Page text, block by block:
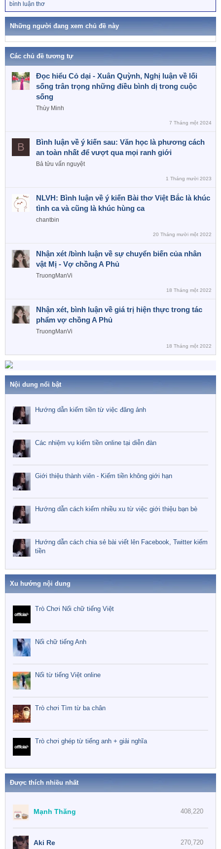
ừ
k
bình luận thơ
Những người đang xem chủ đề này
Các chủ đề tương tự
Đọc hiểu Cỏ dại - Xuân Quỳnh, Nghị luận về lối
sống trân trọng những điều bình dị trong cuộc
sống
Thùy Minh
7 Tháng một 2024
B
Bình luận về ý kiến sau: Văn học là phương cách
an toàn nhất để vượt qua mọi ranh giới
Bả tửu vấn nguyệt
1 Tháng mười 2023
NLVH: Bình luận về ý kiến Bài thơ Việt Bắc là khúc
tình ca và cũng là khúc hùng ca
chantbin
20 Tháng mười một 2022
Nhận xét /bình luận về sự chuyển biến của nhân
vật Mị - Vợ chồng A Phủ
TruongManVi
18 Tháng một 2022
Nhận xét, bình luận về giá trị hiện thực trong tác
phẩm vợ chồng A Phủ
TruongManVi
18 Tháng một 2022
Nội dung nổi bật
Hướng dẫn kiếm tiền từ việc đăng ảnh
Các nhiệm vụ kiếm tiền online tại diễn đàn
Giới thiệu thành viên - Kiếm tiền không giới hạn
Hướng dẫn cách kiếm nhiều xu từ việc giới thiệu bạn bè
Hướng dẫn cách chia sẻ bài viết lên Facebook, Twitter kiếm
tiền
Xu hướng nội dung
Trò Chơi Nối chữ tiếng Việt
Nối chữ tiếng Anh
Nối từ tiếng Việt online
Trò chơi Tìm từ ba chân
Trò chơi ghép từ tiếng anh + giải nghĩa
Được thích nhiều nhất
408,220
Mạnh Thăng
270,720
Aki Re